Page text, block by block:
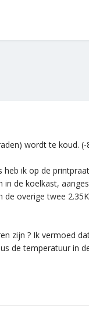
wordt te koud.
heb ik op de
in de koelkast,
overige twee
zijn ? Ik vermoed
de temperatuur in